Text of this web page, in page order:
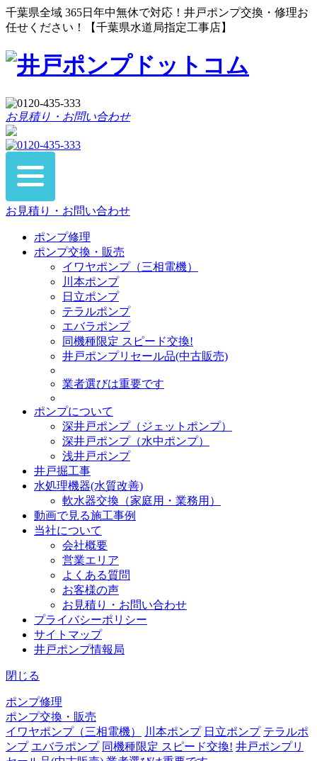
千葉県全域 365日年中無休で対応！井戸ポンプ交換・修理お
任せください！【千葉県水道局指定工事店】
お見積り・お問い合わせ
お見積り・お問い合わせ
ポンプ修理
ポンプ交換・販売
イワヤポンプ（三相電機）
川本ポンプ
日立ポンプ
テラルポンプ
エバラポンプ
同機種限定 スピード交換!
井戸ポンプリセール品(中古販売)
業者選びは重要です
ポンプについて
深井戸ポンプ（ジェットポンプ）
深井戸ポンプ（水中ポンプ）
浅井戸ポンプ
井戸掘工事
水処理機器(水質改善)
軟水器交換（家庭用・業務用）
動画で見る施工事例
当社について
会社概要
営業エリア
よくある質問
お客様の声
お見積り・お問い合わせ
プライバシーポリシー
サイトマップ
井戸ポンプ情報局
閉じる
ポンプ修理
ポンプ交換・販売
イワヤポンプ（三相電機）
川本ポンプ 日立ポンプ テラルポ
ンプ エバラポンプ 同機種限定 スピード交換! 井戸ポンプリ